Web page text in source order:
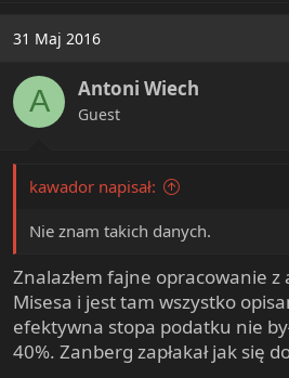
t
n
s
31 Maj 2016
A Antoni Wiech
Guest
kawador napisał:
Nie znam takich danych.
Znalazłem fajne opracowanie
Misesa i jest tam wszystko
efektywna stopa podatku nie
40%. Zanberg zapłakał jak się